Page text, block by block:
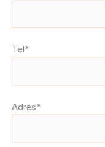
Tel*
Adres*